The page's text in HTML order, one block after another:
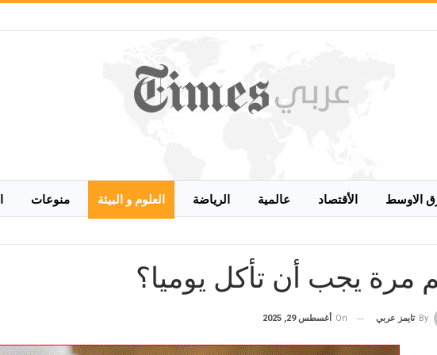
الاوسط الأقتصاد عالمية الرياضة العلوم و البيئة منوعات
مرة يجب أن تأكل يوميا؟
By تايمز عربي On أغسطس 29, 2025